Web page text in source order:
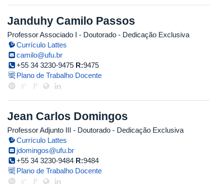
Janduhy Camilo Passos
Professor Associado I - Doutorado - Dedicação Exclusiva
Currículo Lattes
camilo@ufu.br
+55 34 3230-9475 R:9475
Plano de Trabalho Docente
Jean Carlos Domingos
Professor Adjunto III - Doutorado - Dedicação Exclusiva
Currículo Lattes
jdomingos@ufu.br
+55 34 3230-9484 R:9484
Plano de Trabalho Docente